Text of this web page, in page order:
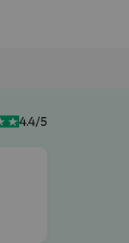
4.4/5